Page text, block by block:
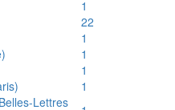
1
22
1
1
1
1
Lettres